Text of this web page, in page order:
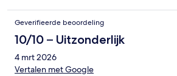
Geverifieerde beoordeling
10/10 – Uitzonderlijk
4 mrt 2026
Vertalen met Google